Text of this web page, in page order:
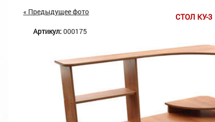
« Предыдущее фото
СТОЛ КУ-3
Артикул: 000175